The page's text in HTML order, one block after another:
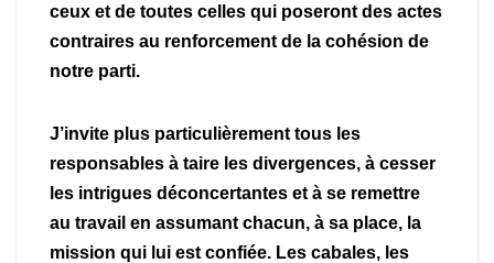
ceux et de toutes celles qui poseront des actes
contraires au renforcement de la cohésion de
notre parti.
J’invite plus particulièrement tous les
responsables à taire les divergences, à cesser
les intrigues déconcertantes et à se remettre
au travail en assumant chacun, à sa place, la
mission qui lui est confiée. Les cabales, les